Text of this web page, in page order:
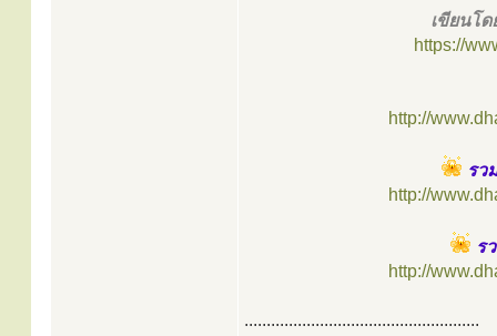
เขียนโ
https://
http://
รว
http://
ร
http://
.....................................................